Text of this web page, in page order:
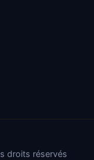
droits réservés